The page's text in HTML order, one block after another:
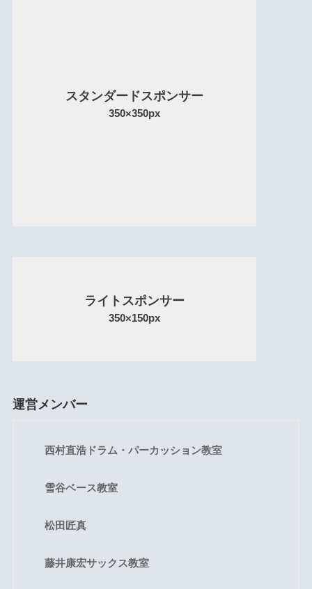
スタンダードスポンサー
350×350px
ライトスポンサー
350×150px
運営メンバー
西村直浩ドラム・パーカッション教室
雪谷ベース教室
松田匠真
藤井康宏サックス教室